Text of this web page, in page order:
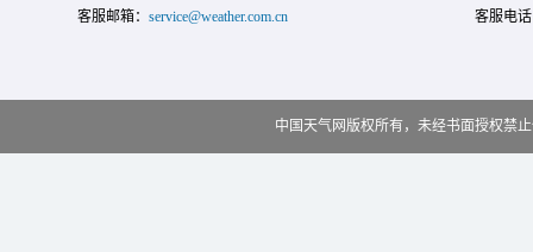
客服邮箱： service@weather.com.cn 客服电
中国天气网版权所有，未经书面授权